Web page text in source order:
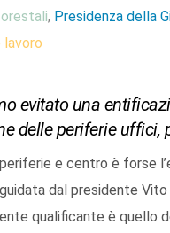
, Presidenza della
lavoro
evitato una
delle periferie uffici,
e centro è forse
dal presidente
qualificante è quello